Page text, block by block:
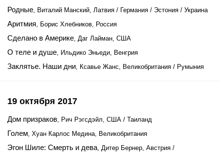
Родные, Виталий Манский, Латвия / Германия / Эстония / Украина
Аритмия, Борис Хлебников, Россия
Сделано в Америке, Даг Лайман, США
О теле и душе, Ильдико Эньеди, Венгрия
Заклятье. Наши дни, Ксавье Жанс, Великобритания / Румыния
19 октября 2017
Дом призраков, Рич Рэгсдэйл, США / Таиланд
Голем, Хуан Карлос Медина, Великобритания
Эгон Шиле: Смерть и дева, Дитер Бернер, Австрия /